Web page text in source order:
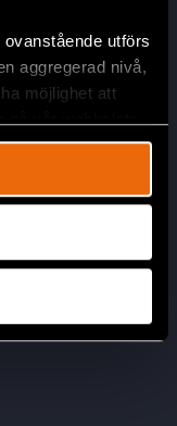
utförs
aggregerad nivå,
möjlighet att